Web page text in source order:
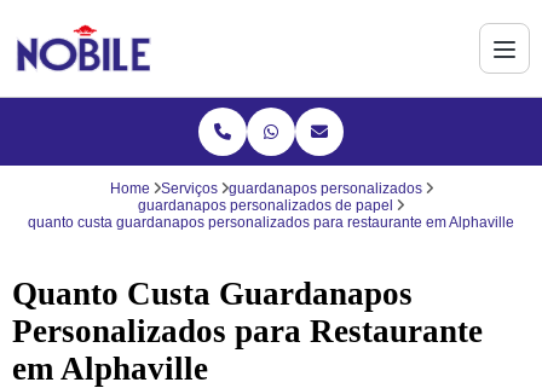
Home Serviços
guardanapos personalizados
guardanapos personalizados de papel
quanto custa guardanapos personalizados para restaurante em Alphaville
Quanto Custa Guardanapos
Personalizados para Restaurante
em Alphaville